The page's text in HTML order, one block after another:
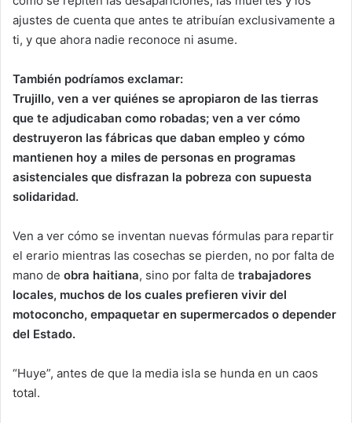
ajustes de cuenta que antes te atribuían exclusivamente a
ti, y que ahora nadie reconoce ni asume.
También podríamos exclamar:
Trujillo, ven a ver quiénes se apropiaron de las tierras
que te adjudicaban como robadas; ven a ver cómo
destruyeron las fábricas que daban empleo y cómo
mantienen hoy a miles de personas en programas
asistenciales que disfrazan la pobreza con supuesta
solidaridad.
Ven a ver cómo se inventan nuevas fórmulas para repartir
el erario mientras las cosechas se pierden, no por falta de
mano de obra haitiana, sino por falta de trabajadores
locales, muchos de los cuales prefieren vivir del
motoconcho, empaquetar en supermercados o depender
del Estado.
“Huye”, antes de que la media isla se hunda en un caos
total.